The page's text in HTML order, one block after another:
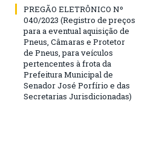
PREGÃO ELETRÔNICO Nº
040/2023 (Registro de preços
para a eventual aquisição de
Pneus, Câmaras e Protetor
de Pneus, para veículos
pertencentes à frota da
Prefeitura Municipal de
Senador José Porfírio e das
Secretarias Jurisdicionadas)